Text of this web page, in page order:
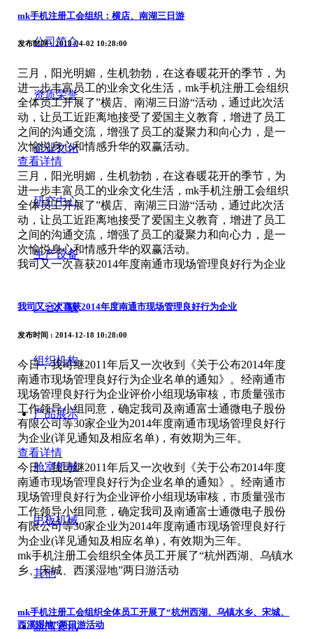
公司简介
资质荣誉
企业文化
研究中心
生产设备
厂容厂貌
组织机构
产品展示
舱室机械
甲板机械
其他
新闻资讯
mk手机注册工会组织：横店、南湖三日游
发布时间: 2018-04-02 10:28:00
三月，阳光明媚，生机勃勃，在这春暖花开的季节，为
进一步丰富员工的业余文化生活，mk手机注册工会组织
全体员工开展了”横店、南湖三日游“活动，通过此次活
动，让员工近距离地接受了爱国主义教育，增进了员工
之间的沟通交流，增强了员工的凝聚力和向心力，是一
次愉悦身心和情感升华的双赢活动。
查看详情
三月，阳光明媚，生机勃勃，在这春暖花开的季节，为
进一步丰富员工的业余文化生活，mk手机注册工会组织
全体员工开展了”横店、南湖三日游“活动，通过此次活
动，让员工近距离地接受了爱国主义教育，增进了员工
之间的沟通交流，增强了员工的凝聚力和向心力，是一
次愉悦身心和情感升华的双赢活动。
我司又一次喜获2014年度南通市现场管理良好行为企业
我司又一次喜获2014年度南通市现场管理良好行为企业
发布时间 : 2014-12-18 10:28:00
今日，我司继2011年后又一次收到《关于公布2014年度
南通市现场管理良好行为企业名单的通知》。经南通市
现场管理良好行为企业评价小组现场审核，市质量强市
工作领导小组同意，确定我司及南通富士通微电子股份
有限公司等30家企业为2014年度南通市现场管理良好行
为企业(详见通知及相应名单)，有效期为三年。
查看详情
今日，我司继2011年后又一次收到《关于公布2014年度
南通市现场管理良好行为企业名单的通知》。经南通市
现场管理良好行为企业评价小组现场审核，市质量强市
工作领导小组同意，确定我司及南通富士通微电子股份
有限公司等30家企业为2014年度南通市现场管理良好行
为企业(详见通知及相应名单)，有效期为三年。
mk手机注册工会组织全体员工开展了“杭州西湖、乌镇水
乡、宋城、西溪湿地”两日游活动
mk手机注册工会组织全体员工开展了“杭州西湖、乌镇水乡、宋城、
西溪湿地”两日游活动